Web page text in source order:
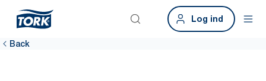
Log ind
Back